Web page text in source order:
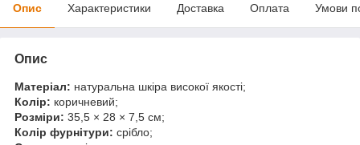
Опис Характеристики Доставка Оплата Умови
Опис
Матеріал: натуральна шкіра високої якості;
Колір: коричневий;
Розміри: 35,5 × 28 × 7,5 см;
Колір фурнітури: срібло;